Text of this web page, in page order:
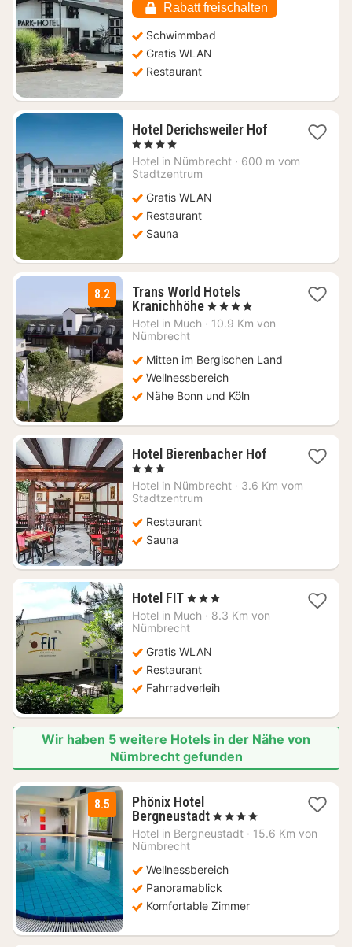
Rabatt freischalten
Schwimmbad
Gratis WLAN
Restaurant
Hotel Derichsweiler Hof1
ab
, 4 Sterne
Hotel in Nümbrecht · 600 m vom
Stadtzentrum
Gratis WLAN
Restaurant
Sauna
8.2
Trans World Hotels
Kranichhöhe2
Nächte
€
, 4 Sterne
Hotel in Much · 10.9 Km von
Nümbrecht
Mitten im Bergischen Land
Wellnessbereich
Nähe Bonn und Köln
Hotel Bierenbacher Hof1
ab
, 3 Sterne
Hotel in Nümbrecht · 3.6 Km vom
Stadtzentrum
Restaurant
Sauna
Hotel FIT1
Nacht
ab
€
, 3 Sterne
Hotel in Much · 8.3 Km von
Nümbrecht
Gratis WLAN
Restaurant
Fahrradverleih
Wir haben 5 weitere Hotels in der Nähe von
Nümbrecht gefunden
8.5
Phönix Hotel
Bergneustadt1
Nacht
€
, 4 Sterne
Hotel in Bergneustadt · 15.6 Km von
Nümbrecht
Wellnessbereich
Panoramablick
Komfortable Zimmer